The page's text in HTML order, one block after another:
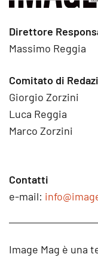
Direttore
Massimo Reggia
Comitato di
Giorgio Zorzini
Luca Reggia
Marco Zorzini
Contatti
e-mail:
Image Mag è una